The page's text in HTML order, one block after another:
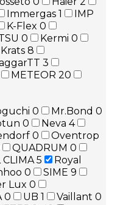
Immergas 1
IMP
K-Flex 0
0 Kermi 0
Krats 8
3
METEOR 20
0 Mr.Bond 0
0 Neva 4
0
Oventrop
QUADRUM 0
CLIMA5
Royal
0 SIME 9
Lux 0
0 UB 1 Vaillant 0